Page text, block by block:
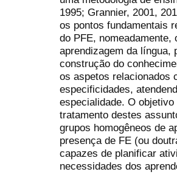
1995; Grannier, 2001,
os pontos fundamentais
do PFE,
aprendizagem da língua,
construção do
os aspetos relacionados
especificidades,
especialidade. O
tratamento destes
grupos homogêneos de
presença de FE (ou
capazes de planificar
necessidades dos